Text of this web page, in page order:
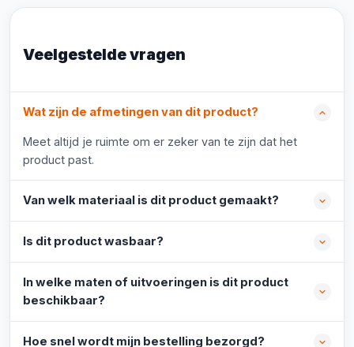
Veelgestelde vragen
Wat zijn de afmetingen van dit product?
Meet altijd je ruimte om er zeker van te zijn dat het
product past.
Van welk materiaal is dit product gemaakt?
Is dit product wasbaar?
In welke maten of uitvoeringen is dit product
beschikbaar?
Hoe snel wordt mijn bestelling bezorgd?